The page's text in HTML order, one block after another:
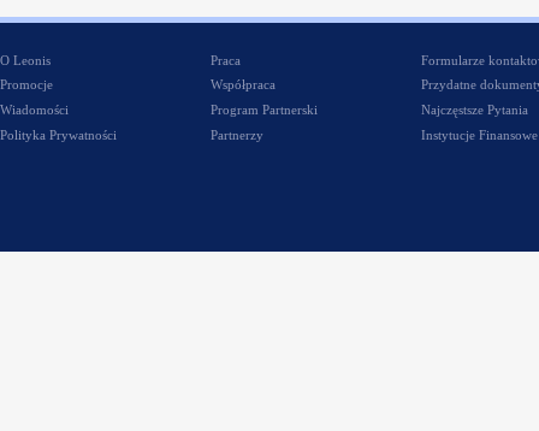
O Leonis
Promocje
Wiadomości
Polityka Prywatności
Praca
Współpraca
Program Partnerski
Partnerzy
Formularze
Przydatne
Najczęstsze Pytania
Instytucje Finansowe